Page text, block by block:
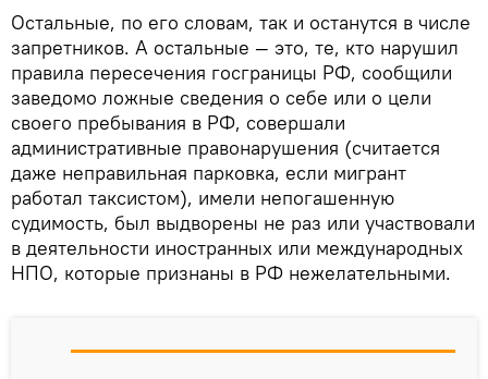
Остальные, по его словам, так и останутся в числе
запретников. А остальные — это, те, кто нарушил
правила пересечения госграницы РФ, сообщили
заведомо ложные сведения о себе или о цели
своего пребывания в РФ, совершали
административные правонарушения (считается
даже неправильная парковка, если мигрант
работал таксистом), имели непогашенную
судимость, был выдворены не раз или участвовали
в деятельности иностранных или международных
НПО, которые признаны в РФ нежелательными.